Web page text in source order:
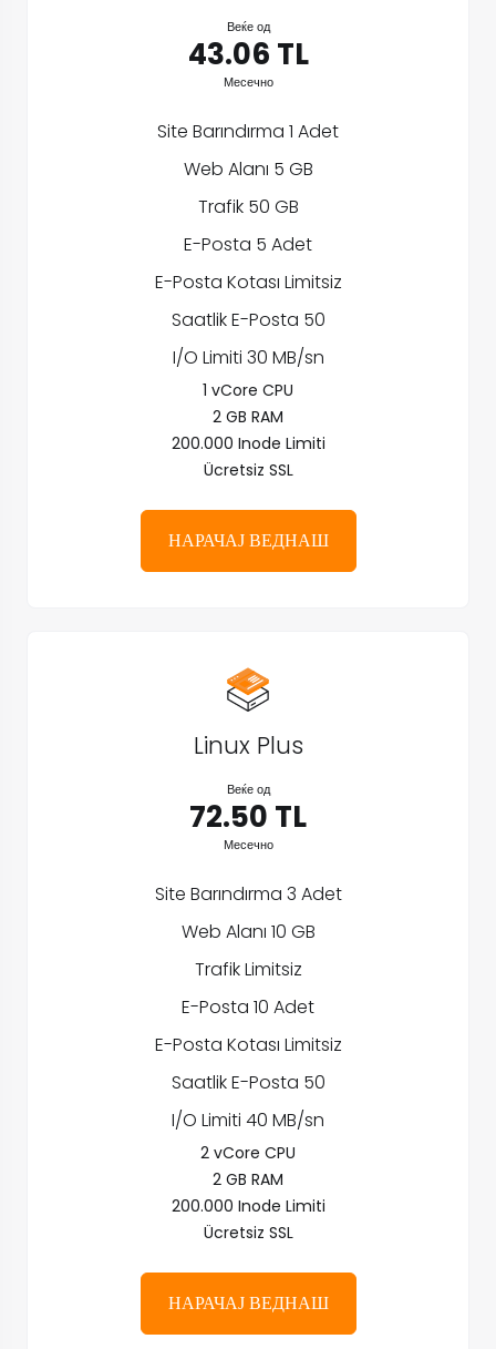
Веќе од
43.06 TL
Месечно
Site Barındırma 1 Adet
Web Alanı 5 GB
Trafik 50 GB
E-Posta 5 Adet
E-Posta Kotası Limitsiz
Saatlik E-Posta 50
I/O Limiti 30 MB/sn
1 vCore CPU
2 GB RAM
200.000 Inode Limiti
Ücretsiz SSL
НАРАЧАЈ ВЕДНАШ
Linux Plus
Веќе од
72.50 TL
Месечно
Site Barındırma 3 Adet
Web Alanı 10 GB
Trafik Limitsiz
E-Posta 10 Adet
E-Posta Kotası Limitsiz
Saatlik E-Posta 50
I/O Limiti 40 MB/sn
2 vCore CPU
2 GB RAM
200.000 Inode Limiti
Ücretsiz SSL
НАРАЧАЈ ВЕДНАШ